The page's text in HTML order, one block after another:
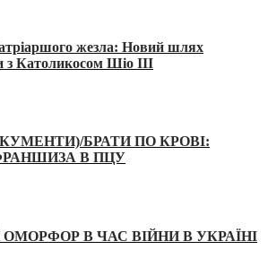
жезла: Новий шлях
з Католикосом Шіо III
БРАТИ ПО КРОВІ:
В ПЦУ
В ЧАС ВІЙНИ В УКРАЇНІ